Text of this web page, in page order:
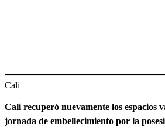
Cali
Cali recuperó nuevamente los espacios
jornada de embellecimiento por la